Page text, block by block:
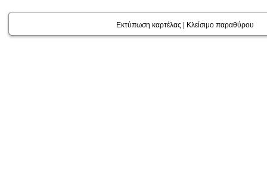
Εκτύπωση καρτέλας Κλείσιμο παραθύρου